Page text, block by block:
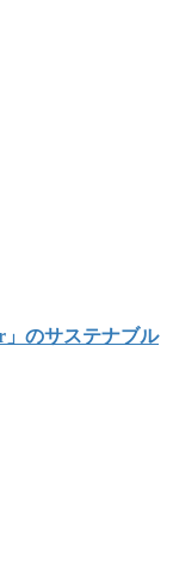
のサステナブル